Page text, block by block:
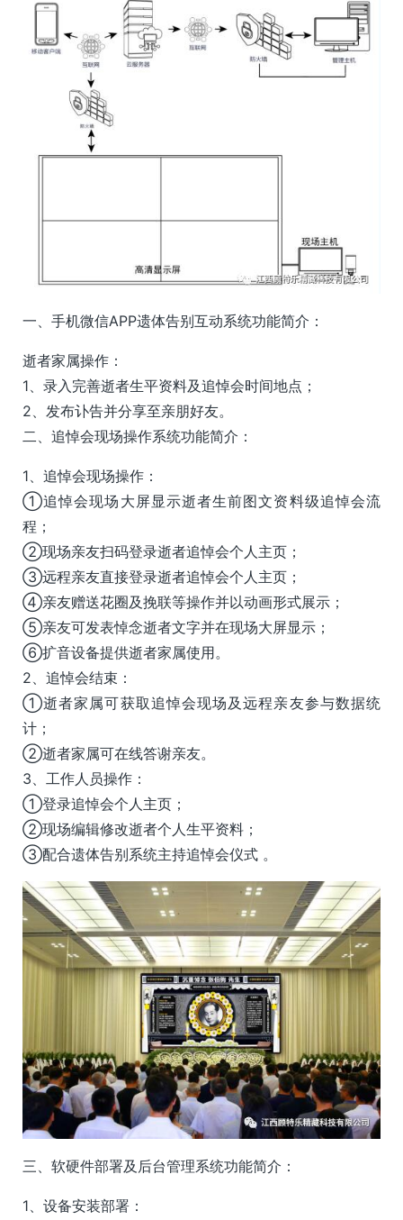
一、手机微信APP遗体告别互动系统功能简介：
逝者家属操作：
1、录入完善逝者生平资料及追悼会时间地点；
2、发布讣告并分享至亲朋好友。
二、追悼会现场操作系统功能简介：
1、追悼会现场操作：
①追悼会现场大屏显示逝者生前图文资料级追悼会流
程；
②现场亲友扫码登录逝者追悼会个人主页；
③远程亲友直接登录逝者追悼会个人主页；
④亲友赠送花圈及挽联等操作并以动画形式展示；
⑤亲友可发表悼念逝者文字并在现场大屏显示；
⑥扩音设备提供逝者家属使用。
2、追悼会结束：
①逝者家属可获取追悼会现场及远程亲友参与数据统
计；
②逝者家属可在线答谢亲友。
3、工作人员操作：
①登录追悼会个人主页；
②现场编辑修改逝者个人生平资料；
③配合遗体告别系统主持追悼会仪式 。
三、软硬件部署及后台管理系统功能简介：
1、设备安装部署：